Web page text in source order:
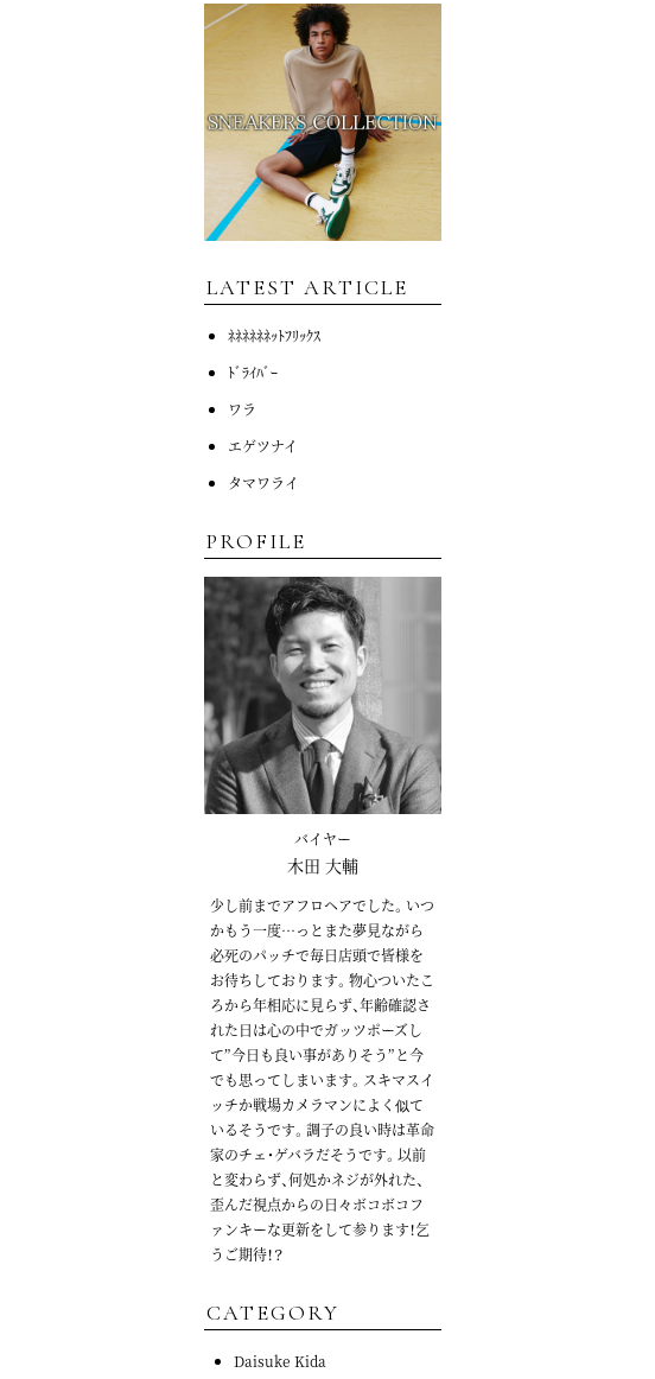
LATEST ARTICLE
ﾈﾈﾈﾈﾈﾈｯﾄﾌﾘｯｸｽ
ﾄﾞﾗｲﾊﾞｰ
ワラ
エゲツナイ
タマワライ
PROFILE
バイヤー
木田 大輔
少し前までアフロヘアでした。いつ
かもう一度…っとまた夢見ながら
必死のパッチで毎日店頭で皆様を
お待ちしております。物心ついたこ
ろから年相応に見らず、年齢確認さ
れた日は心の中でガッツポーズし
て”今日も良い事がありそう”と今
でも思ってしまいます。スキマスイ
ッチか戦場カメラマンによく似て
いるそうです。調子の良い時は革命
家のチェ・ゲバラだそうです。以前
と変わらず、何処かネジが外れた、
歪んだ視点からの日々ボコボコフ
ァンキーな更新をして参ります！乞
うご期待！？
CATEGORY
Daisuke Kida